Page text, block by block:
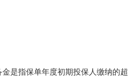
指保单年度初期投保人缴纳的超